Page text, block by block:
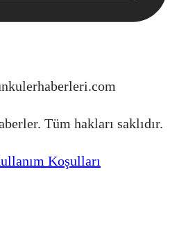
Tüm hakları saklıdır.
Koşulları